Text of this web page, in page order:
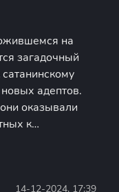
на
загадочный
адептов.
оказывали
к
14-12-2024, 17:39